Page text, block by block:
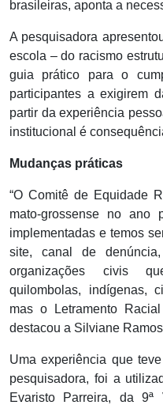
brasileiras, aponta a
A pesquisadora
escola – do racismo
guia prático para o
participantes a exigirem
partir da experiência
institucional é
Mudanças práticas
“O Comitê de Equidade
mato-grossense no ano
implementadas e temos
site, canal de
organizações civis
quilombolas, indígenas,
mas o Letramento
destacou a Silviane
Uma experiência que
pesquisadora, foi a
Evaristo Parreira, da